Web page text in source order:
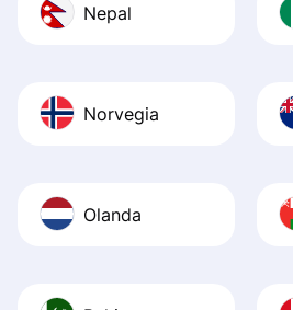
Nepal
Norvegia
Olanda